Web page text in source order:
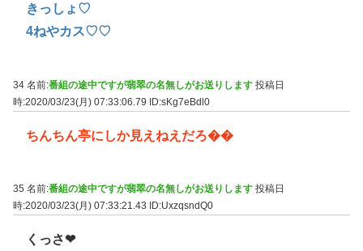
きっしょ♡
4ねやカス♡♡
34 名前:番組の途中ですが翡翠の名無しがお送りします 投稿日
時:2020/03/23(月) 07:33:06.79 ID:sKg7eBdl0
ちんちん亭にしか見えねえだろ��
35 名前:番組の途中ですが翡翠の名無しがお送りします 投稿日
時:2020/03/23(月) 07:33:21.43
ID:UxzqsndQ0
くっさ❤︎